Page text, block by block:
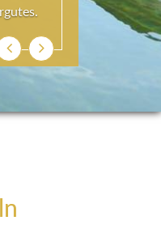
ZurückWeiter